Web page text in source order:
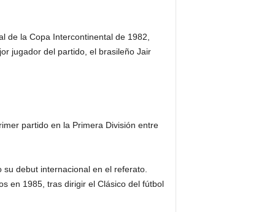
de la Copa Intercontinental de 1982,
jugador del partido, el brasileño Jair
partido en la Primera División entre
debut internacional en el referato.
en 1985, tras dirigir el Clásico del fútbol